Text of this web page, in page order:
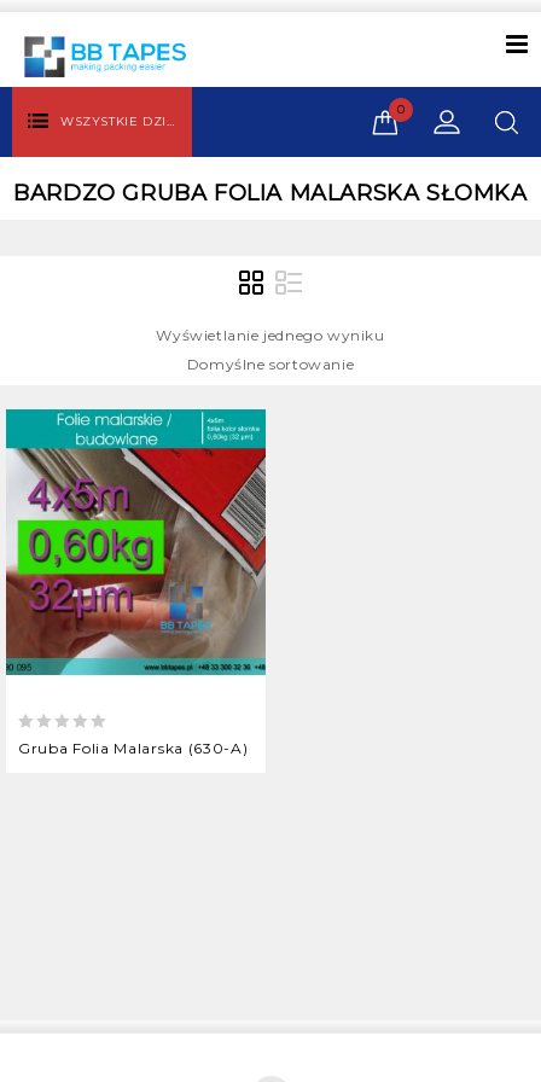
WSZYSTKIE DZIAŁY
0
BARDZO GRUBA FOLIA MALARSKA SŁOMKA
Wyświetlanie jednego wyniku
Domyślne sortowanie
0
Gruba Folia Malarska (630-A)